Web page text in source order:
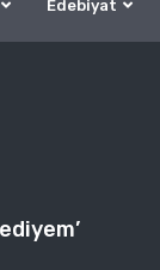
Edebiyat